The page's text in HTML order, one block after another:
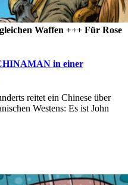
Waffen +++ Für Rose
in einer
reitet ein Chinese über
Westens: Es ist John